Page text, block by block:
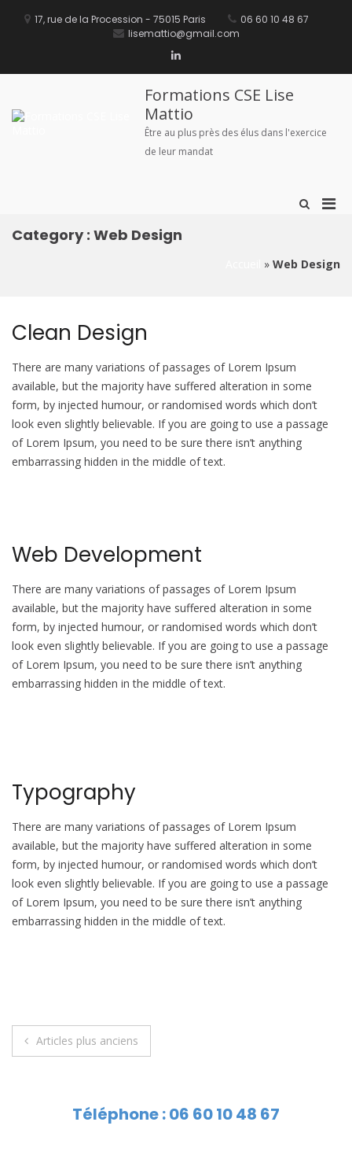
principal17, rue de la Procession - 75015 Paris
06 60 10 48 67
lisemattio@gmail.com
Linkedin
Formations CSE Lise
Mattio
Être au plus près des élus dans l'exercice
de leur mandat
Afficher
recherche
Category : Web Design
» Web Design
Clean Design
There are many variations of passages of Lorem Ipsum
available, but the majority have suffered alteration in some
form, by injected humour, or randomised words which don’t
look even slightly believable. If you are going to use a passage
of Lorem Ipsum, you need to be sure there isn’t anything
embarrassing hidden in the middle of text.
Web Development
There are many variations of passages of Lorem Ipsum
available, but the majority have suffered alteration in some
form, by injected humour, or randomised words which don’t
look even slightly believable. If you are going to use a passage
of Lorem Ipsum, you need to be sure there isn’t anything
embarrassing hidden in the middle of text.
Typography
There are many variations of passages of Lorem Ipsum
available, but the majority have suffered alteration in some
form, by injected humour, or randomised words which don’t
look even slightly believable. If you are going to use a passage
of Lorem Ipsum, you need to be sure there isn’t anything
embarrassing hidden in the middle of text.
Navigation
articles
Articles plus anciens
Téléphone : 06 60 10 48 67